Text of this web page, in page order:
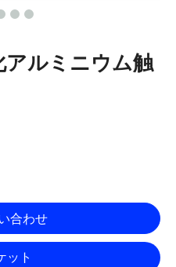
ルミニウム触
合わせ
ット